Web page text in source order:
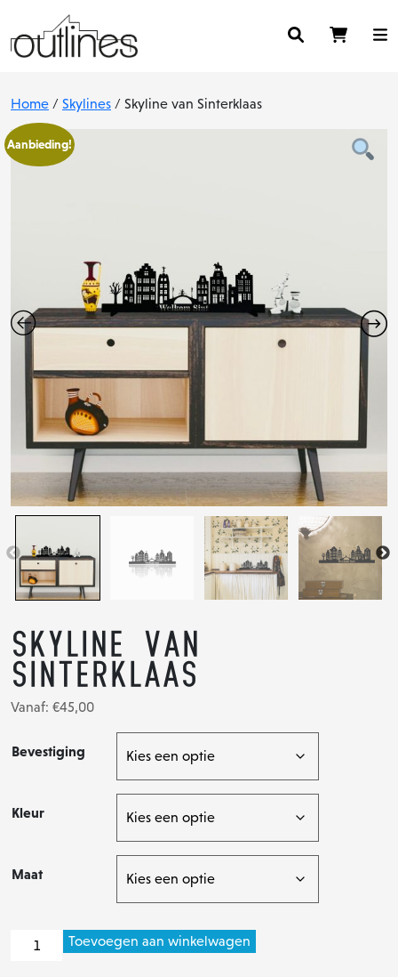
Home / Skylines / Skyline van Sinterklaas
Aanbieding!
Skyline van
Sinterklaas
Vanaf: €45,00
Bevestiging
Kleur
Maat
Skyline
Toevoegen aan winkelwagen